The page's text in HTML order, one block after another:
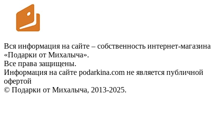
Вся информация на сайте – собственность интернет-магазина
«Подарки от Михалыча».
Все права защищены.
Информация на сайте podarkina.com не является публичной
офертой
© Подарки от Михалыча, 2013-2025.